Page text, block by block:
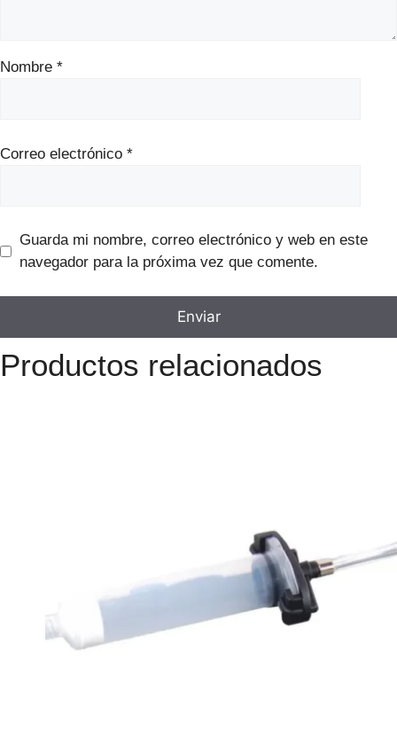
Nombre *
Correo electrónico *
Guarda mi nombre, correo electrónico y web en este
navegador para la próxima vez que comente.
Productos relacionados